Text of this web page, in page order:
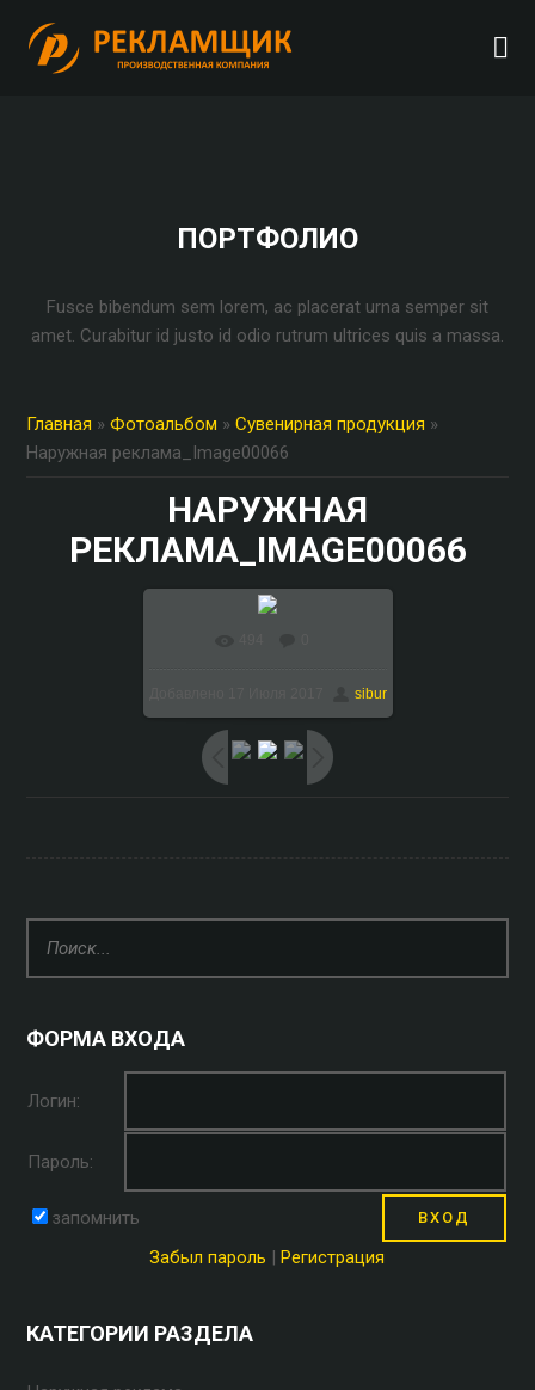
ПОРТФОЛИО
Fusce bibendum sem lorem, ac placerat urna semper sit
amet. Curabitur id justo id odio rutrum ultrices quis a massa.
Главная »Фотоальбом »Сувенирная продукция »
Наружная реклама_Image00066
НАРУЖНАЯ
РЕКЛАМА_IMAGE00066
sibur
ФОРМА ВХОДА
Логин:
Пароль:
запомнить
Забыл пароль
Регистрация
КАТЕГОРИИ РАЗДЕЛА